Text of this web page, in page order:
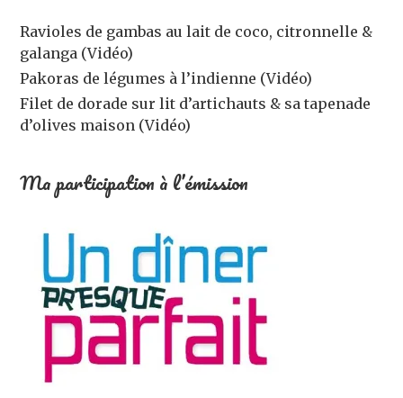
Ravioles de gambas au lait de coco, citronnelle &
galanga (Vidéo)
Pakoras de légumes à l’indienne (Vidéo)
Filet de dorade sur lit d’artichauts & sa tapenade
d’olives maison (Vidéo)
Ma participation à l’émission